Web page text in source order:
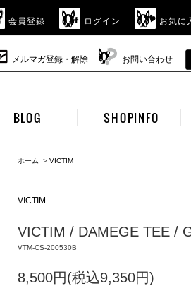
会員登録 ログイン お気に
メルマガ登録・解除 お問い合わせ
BLOG SHOPINFO
ホーム > VICTIM
VICTIM
VICTIM / DAMEGE TEE /
VTM-CS-200530B
8,500円(税込9,350円)